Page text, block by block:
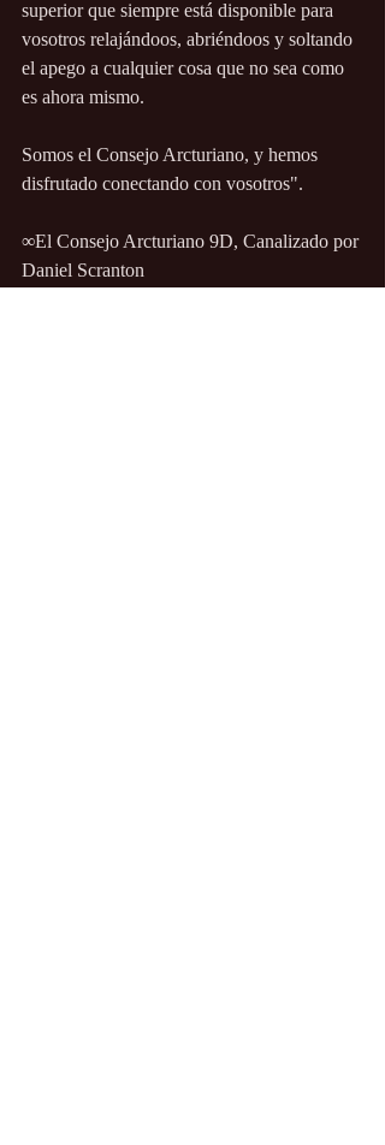
superior que siempre está disponible para
vosotros relajándoos, abriéndoos y soltando
el apego a cualquier cosa que no sea como
es ahora mismo.
Somos el Consejo Arcturiano, y hemos
disfrutado conectando con vosotros".
∞El Consejo Arcturiano 9D, Canalizado por
Daniel Scranton